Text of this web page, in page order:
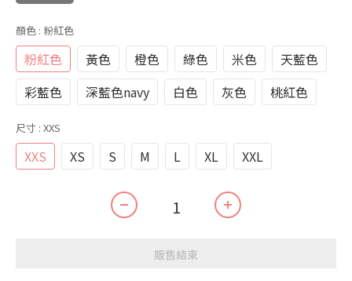
顏色 : 粉紅色
粉紅色 黃色 橙色 綠色 米色
天藍色
彩藍色
深藍色navy 白色 灰色 桃紅色
尺寸 : XXS
XXS XS S M L XL XXL
販售結束